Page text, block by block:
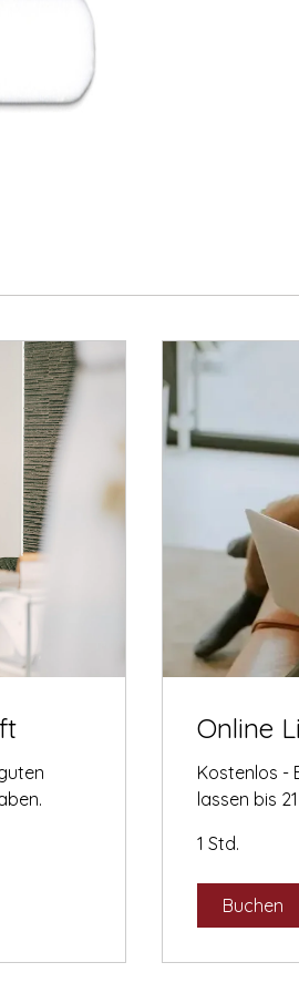
Online
Kostenlos -
lassen bis 21
1 Std.
Buchen